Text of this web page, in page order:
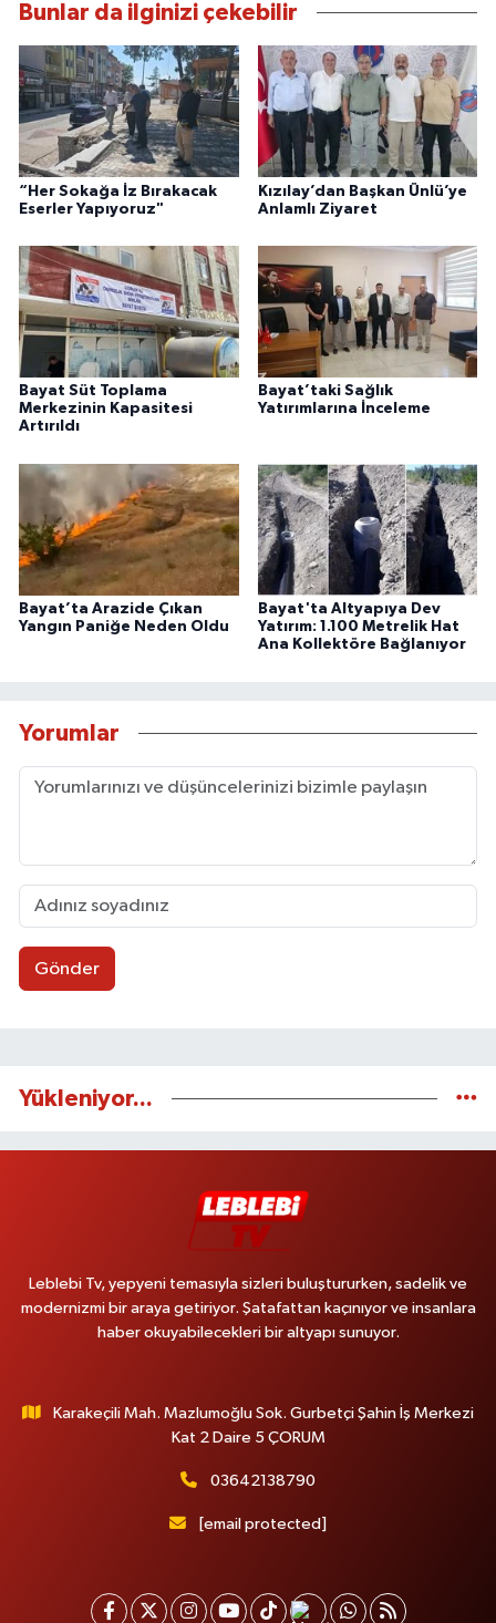
Bunlar da ilginizi çekebilir
“Her Sokağa İz Bırakacak
Eserler Yapıyoruz"
Kızılay’dan Başkan Ünlü’ye
Anlamlı Ziyaret
Bayat Süt Toplama
Merkezinin Kapasitesi
Artırıldı
Bayat’taki Sağlık
Yatırımlarına İnceleme
Bayat’ta Arazide Çıkan
Yangın Paniğe Neden Oldu
Bayat'ta Altyapıya Dev
Yatırım: 1.100 Metrelik Hat
Ana Kollektöre Bağlanıyor
Yorumlar
Gönder
Yükleniyor...
Leblebi Tv, yepyeni temasıyla sizleri buluştururken, sadelik ve
modernizmi bir araya getiriyor. Şatafattan kaçınıyor ve insanlara
haber okuyabilecekleri bir altyapı sunuyor.
Karakeçili Mah. Mazlumoğlu Sok. Gurbetçi Şahin İş Merkezi
Kat 2 Daire 5 ÇORUM
03642138790
[email protected]